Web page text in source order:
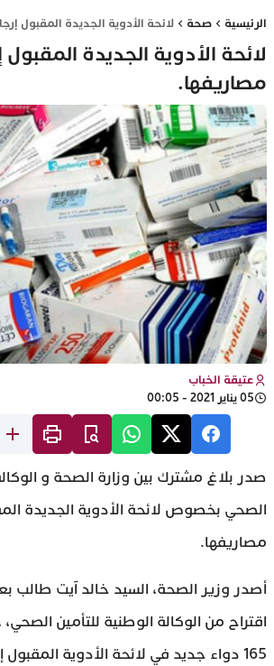
الرئيسية صحة لائحة الأدوية الجديدة المقبول
لائحة الأدوية الجديدة المقبول
مصاريفها.
عتيقة الخباب
05 يناير 2021 - 00:05
صدر بلاغ مشترك بين وزارة الصحة و
الصحي بخصوص لائحة الأدوية الجديدة
مصاريفها.
أصدر وزير الصحة، السيد خالد آيت طالب
اقتراح من الوكالة الوطنية للتأمين الصحي،
165 دواء جديد في لائحة الأدوية